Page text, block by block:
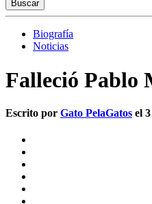
Biografía
Noticias
Falleció Pablo
Escrito por Gato PelaGatos el